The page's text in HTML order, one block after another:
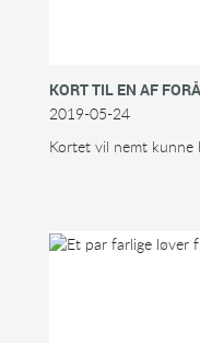
KORT TIL EN AF
2019-05-24
Kortet vil nemt kunne